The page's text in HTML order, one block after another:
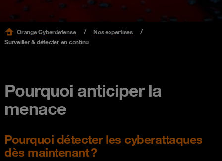
Orange Cyberdefense
Nos expertises
Surveiller & détecter en continu
Pourquoi anticiper la
menace
Pourquoi détecter les cyberattaques
dès maintenant ?